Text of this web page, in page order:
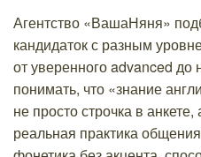
Агентство «ВашаНяня»
кандидаток с разным
от уверенного advanced до
понимать, что «знание
не просто строчка в
реальная практика